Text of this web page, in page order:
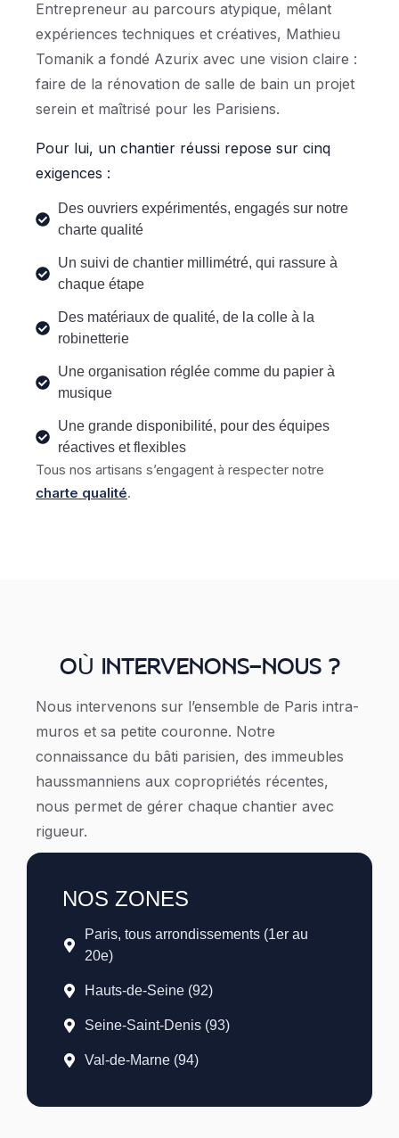
Entrepreneur au parcours atypique, mêlant
expériences techniques et créatives, Mathieu
Tomanik a fondé Azurix avec une vision claire :
faire de la rénovation de salle de bain un projet
serein et maîtrisé pour les Parisiens.
Pour lui, un chantier réussi repose sur cinq
exigences :
Des ouvriers expérimentés, engagés sur notre
charte qualité
Un suivi de chantier millimétré, qui rassure à
chaque étape
Des matériaux de qualité, de la colle à la
robinetterie
Une organisation réglée comme du papier à
musique
Une grande disponibilité, pour des équipes
réactives et flexibles
Tous nos artisans s’engagent à respecter notre
charte qualité.
OÙ INTERVENONS-NOUS ?
Nous intervenons sur l’ensemble de Paris intra-
muros et sa petite couronne. Notre
connaissance du bâti parisien, des immeubles
haussmanniens aux copropriétés récentes,
nous permet de gérer chaque chantier avec
rigueur.
NOS ZONES
Paris, tous arrondissements (1er au
20e)
Hauts-de-Seine (92)
Seine-Saint-Denis (93)
Val-de-Marne (94)